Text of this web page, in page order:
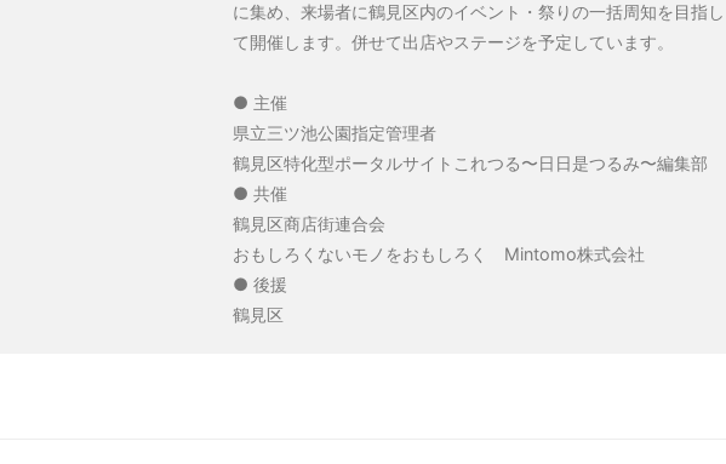
に集め、来場者に鶴見区内のイベント・祭りの一括周知を目指し
て開催します。併せて出店やステージを予定しています。
● 主催
県立三ツ池公園指定管理者
鶴見区特化型ポータルサイトこれつる〜日日是つるみ〜編集部
● 共催
鶴見区商店街連合会
おもしろくないモノをおもしろく Mintomo株式会社
● 後援
鶴見区